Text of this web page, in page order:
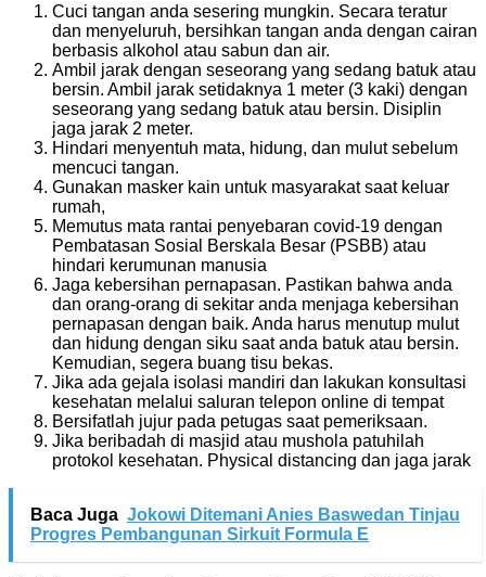
Cuci tangan anda sesering mungkin. Secara teratur
dan menyeluruh, bersihkan tangan anda dengan cairan
berbasis alkohol atau sabun dan air.
Ambil jarak dengan seseorang yang sedang batuk atau
bersin. Ambil jarak setidaknya 1 meter (3 kaki) dengan
seseorang yang sedang batuk atau bersin. Disiplin
jaga jarak 2 meter.
Hindari menyentuh mata, hidung, dan mulut sebelum
mencuci tangan.
Gunakan masker kain untuk masyarakat saat keluar
rumah,
Memutus mata rantai penyebaran covid-19 dengan
Pembatasan Sosial Berskala Besar (PSBB) atau
hindari kerumunan manusia
Jaga kebersihan pernapasan. Pastikan bahwa anda
dan orang-orang di sekitar anda menjaga kebersihan
pernapasan dengan baik. Anda harus menutup mulut
dan hidung dengan siku saat anda batuk atau bersin.
Kemudian, segera buang tisu bekas.
Jika ada gejala isolasi mandiri dan lakukan konsultasi
kesehatan melalui saluran telepon online di tempat
Bersifatlah jujur pada petugas saat pemeriksaan.
Jika beribadah di masjid atau mushola patuhilah
protokol kesehatan. Physical distancing dan jaga jarak
Baca Juga Jokowi Ditemani Anies Baswedan Tinjau
Progres Pembangunan Sirkuit Formula E